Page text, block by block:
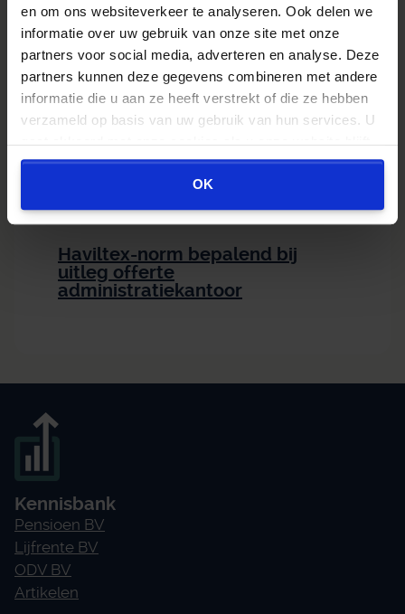
en om ons websiteverkeer te analyseren. Ook delen we
informatie over uw gebruik van onze site met onze
partners voor social media, adverteren en analyse. Deze
partners kunnen deze gegevens combineren met andere
informatie die u aan ze heeft verstrekt of die ze hebben
verzameld op basis van uw gebruik van hun services. U
gaat akkoord met onze cookies als u onze website blijft
gebruiken.
OK
Haviltex-norm bepalend bij
uitleg offerte
administratiekantoor
Kennisbank
Pensioen BV
Lijfrente BV
ODV BV
Artikelen